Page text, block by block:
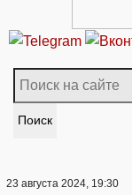
Поиск
23 августа 2024, 19:30